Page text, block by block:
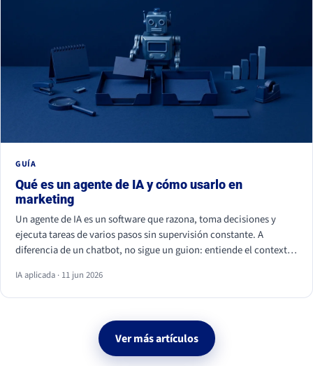
GUÍA
Qué es un agente de IA y cómo usarlo en
marketing
Un agente de IA es un software que razona, toma decisiones y
ejecuta tareas de varios pasos sin supervisión constante. A
diferencia de un chatbot, no sigue un guion: entiende el contexto
analizar datos, calificar leads y monitorizar la conversación social.
IA aplicada · 11 jun 2026
Ver más artículos